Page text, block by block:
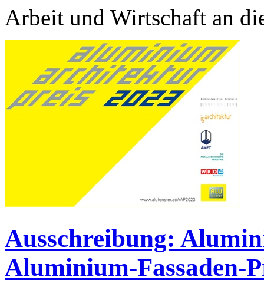
Arbeit und Wirtschaft an
Ausschreibung:
Aluminium-Fassaden-